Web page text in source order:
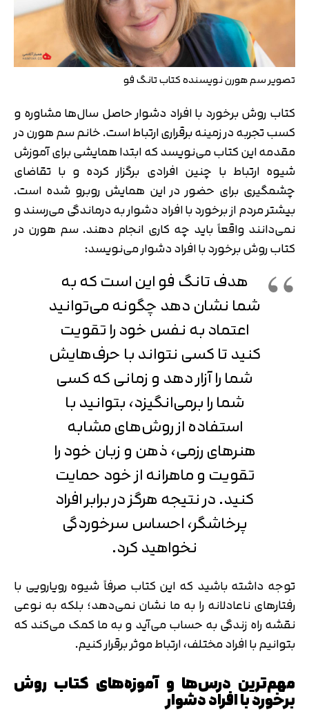
تصویر سم هورن نویسنده کتاب تانگ فو
کتاب روش برخورد با افراد دشوار حاصل سال‌ها مشاوره و
کسب تجربه در زمینه برقراری ارتباط است. خانم سم هورن در
مقدمه این کتاب می‌نویسد که ابتدا همایشی برای آموزش
شیوه ارتباط با چنین افرادی برگزار کرده و با تقاضای
چشمگیری برای حضور در این همایش روبرو شده است.
بیشتر مردم از برخورد با افراد دشوار به درماندگی می‌رسند و
نمی‌دانند واقعاً باید چه کاری انجام دهند. سم هورن در
کتاب روش برخورد با افراد دشوار می‌نویسد:
هدف تانگ فو این است که به
شما نشان دهد چگونه می‌توانید
اعتماد به نفس خود را تقویت
کنید تا کسی نتواند با حرف‌هایش
شما را آزار دهد و زمانی که کسی
شما را برمی‌انگیزد، بتوانید با
استفاده از روش‌های مشابه
هنرهای رزمی، ذهن و زبان خود را
تقویت و ماهرانه از خود حمایت
کنید. در نتیجه هرگز در برابر افراد
پرخاشگر، احساس سرخوردگی
نخواهید کرد.
توجه داشته باشید که این کتاب صرفاً شیوه رویارویی با
رفتارهای ناعادلانه را به ما نشان نمی‌دهد؛ بلکه به نوعی
نقشه راه زندگی به حساب می‌آید و به ما کمک می‌کند که
بتوانیم با افراد مختلف، ارتباط موثر برقرار کنیم.
مهم‌ترین درس‌ها و آموزه‌های کتاب روش
برخورد با افراد دشوار